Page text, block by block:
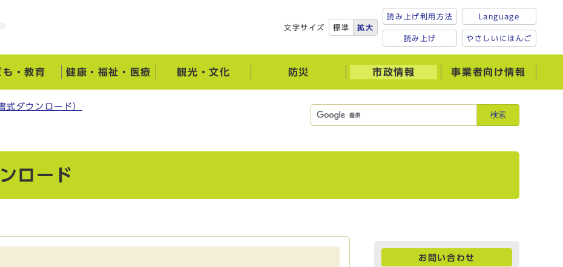
文字サイズ 標準 拡大
読み上げ利用方法
読み上げ
Language
やさしいにほんご
も・教育 健康・福祉・医療 観光・文化 防災 市政情報 事業者向け情報
検索
式ダウンロード）
ロード
お問い合わせ